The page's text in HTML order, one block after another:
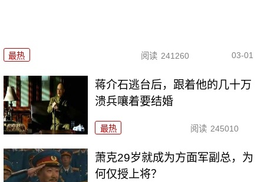
最热 阅读 241260 03-01
蒋介石逃台后，跟着他的几十万
溃兵嚷着要结婚
最热 阅读 245010
萧克29岁就成为方面军副总，为
何仅授上将？